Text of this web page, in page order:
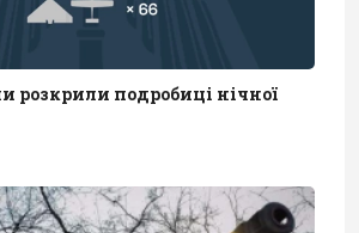
розкрили подробиці нічної